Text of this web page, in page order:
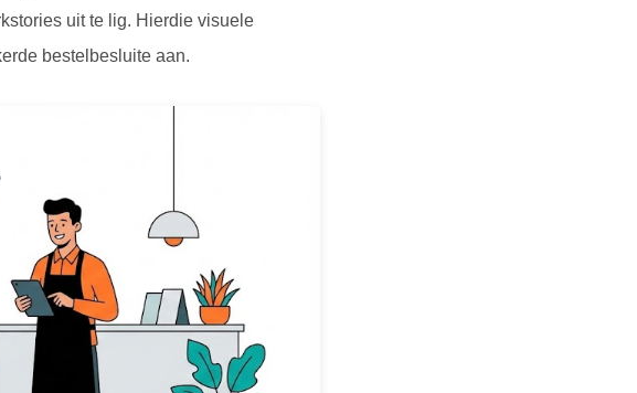
uit te lig. Hierdie visuele
bestelbesluite aan.